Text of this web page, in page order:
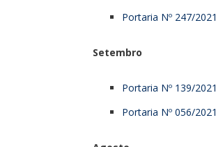
Portaria Nº 247/2021
Setembro
Portaria Nº 139/2021
Portaria Nº 056/2021